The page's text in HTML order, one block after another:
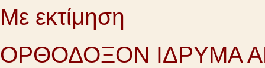
Με εκτίμηση
ΟΡΘΟΔΟΞΟΝ ΙΔΡΥΜΑ